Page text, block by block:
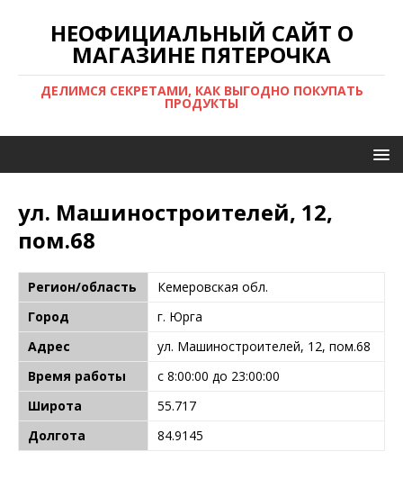
НЕОФИЦИАЛЬНЫЙ САЙТ О
МАГАЗИНЕ ПЯТЕРОЧКА
ДЕЛИМСЯ СЕКРЕТАМИ, КАК ВЫГОДНО ПОКУПАТЬ
ПРОДУКТЫ
ул. Машиностроителей, 12,
пом.68
Регион/область
Кемеровская обл.
Город
г. Юрга
Адрес
ул. Машиностроителей, 12, пом.68
Время работы
с 8:00:00 до 23:00:00
Широта
55.717
Долгота
84.9145